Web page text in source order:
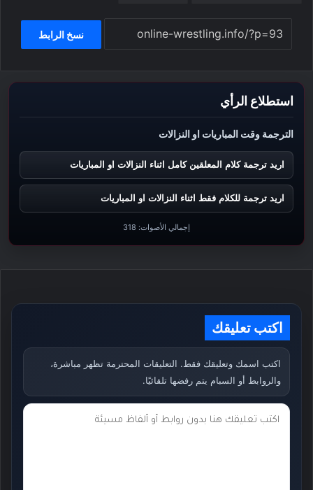
نسخ الرابط
استطلاع الرأي
الترجمة وقت المباريات او النزالات
اريد ترجمة كلام المعلقين كامل اثناء النزالات او المباريات
اريد ترجمة للكلام فقط اثناء النزالات او المباريات
إجمالي الأصوات: 318
اكتب تعليقك
اكتب اسمك وتعليقك فقط. التعليقات المحترمة تظهر مباشرة،
والروابط أو السبام يتم رفضها تلقائيًا.
ت